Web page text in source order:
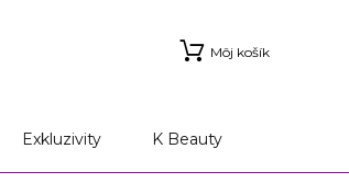
Môj košík
Exkluzivity K Beauty